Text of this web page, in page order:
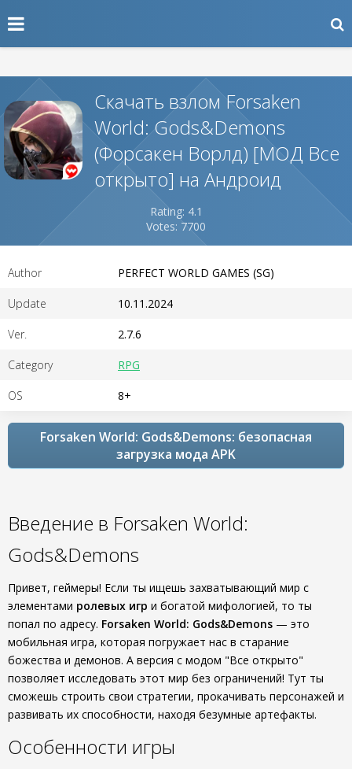
Скачать взлом Forsaken
World: Gods&Demons
(Форсакен Ворлд) [МОД Все
открыто] на Андроид
Rating: 4.1
Votes: 7700
Author PERFECT WORLD GAMES (SG)
Update 10.11.2024
Ver. 2.7.6
Category RPG
OS 8+
Forsaken World: Gods&Demons: безопасная
загрузка мода APK
Введение в Forsaken World:
Gods&Demons
Привет, геймеры! Если ты ищешь захватывающий мир с
элементами ролевых игр и богатой мифологией, то ты
попал по адресу. Forsaken World: Gods&Demons — это
мобильная игра, которая погружает нас в старание
божества и демонов. А версия с модом "Все открыто"
позволяет исследовать этот мир без ограничений! Тут ты
сможешь строить свои стратегии, прокачивать персонажей и
развивать их способности, находя безумные артефакты.
Особенности игры